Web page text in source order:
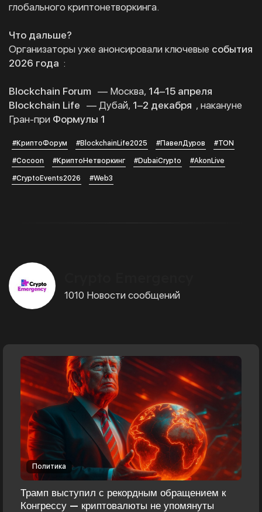
глобального криптонетворкинга.
Что дальше?
Организаторы уже анонсировали ключевые события
2026 года :
Blockchain Forum — Москва, 14–15 апреля
Blockchain Life — Дубай, 1–2 декабря , накануне
Гран-при Формулы 1
#КриптоФорум #BlockchainLife2025 #ПавелДуров #TON
#Cocoon #КриптоНетворкинг #DubaiCrypto #AkonLive
#CryptoEvents2026 #Web3
1010 Новости сообщений
Политика
Трамп выступил с рекордным обращением к
Конгрессу — криптовалюты не упомянуты